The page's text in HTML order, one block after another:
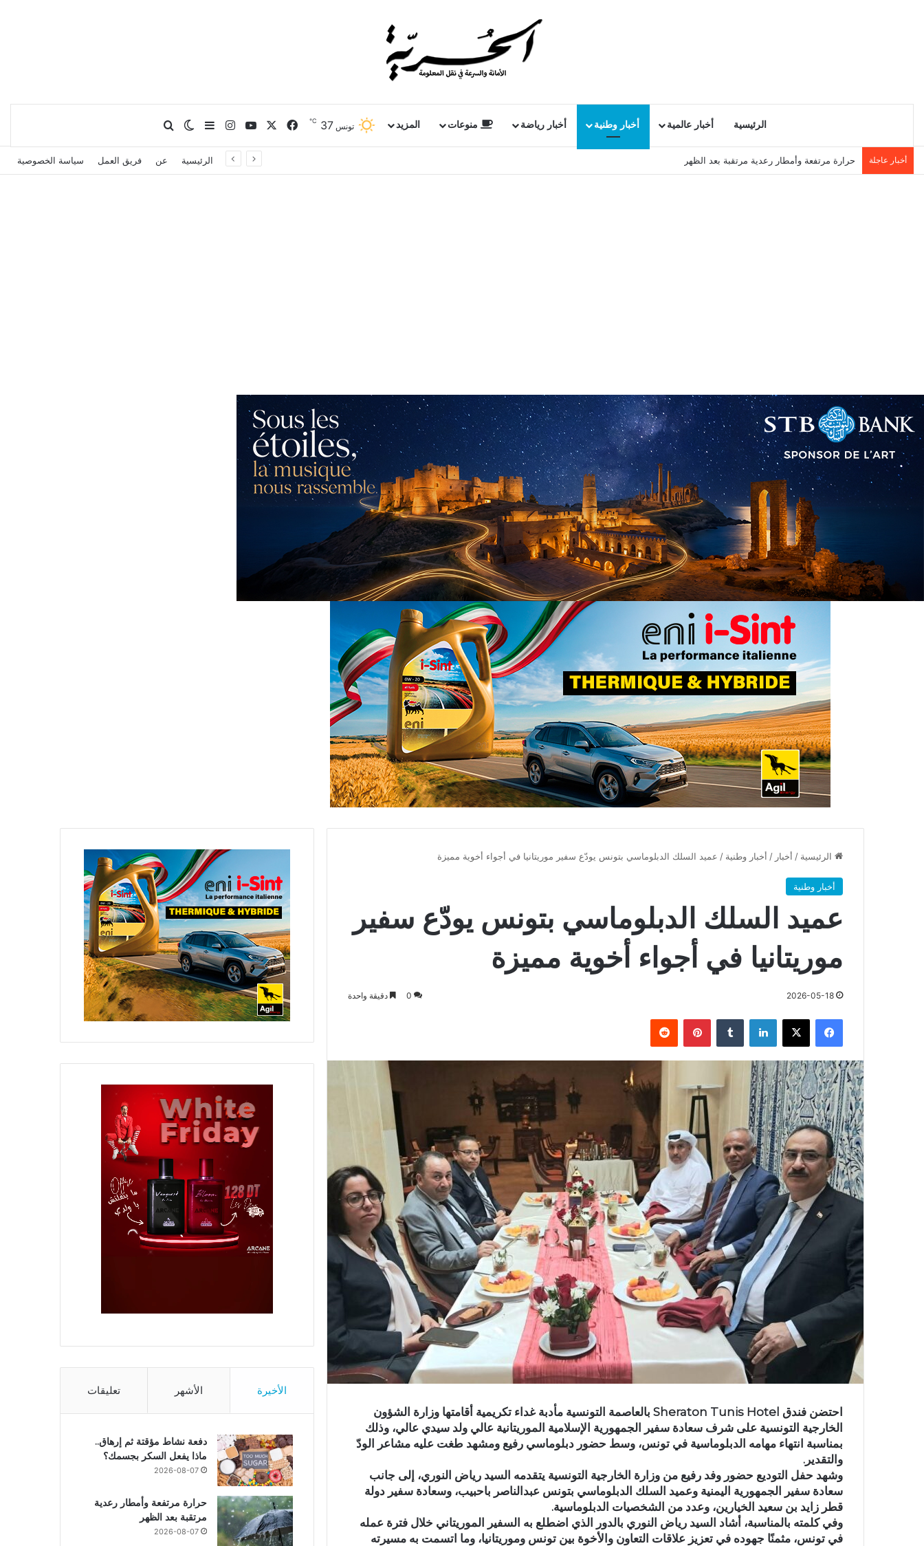
الرئيسية أخبار عالمية أخبار وطنية أخبار رياضة منوعات المزيد تونس 37
℃ فيسبوك يوتيوبانستقرامإضافة عمود جانبي
الوضع المظلم
بحث عن
أخبار عاجلة حرارة مرتفعة وأمطار رعدية مرتقبة بعد الظهر الرئيسية عن فريق العمل سياسة الخصوصية
الرئيسية / أخبار / أخبار وطنية / عميد السلك الدبلوماسي بتونس يودّع سفير موريتانيا في أجواء أخوية مميزة
أخبار وطنية
عميد السلك الدبلوماسي بتونس يودّع سفير
موريتانيا في أجواء أخوية مميزة
2026-05-18
0 دقيقة واحدة
فيسبوك X لينكدإن بينتيريست
احتضن فندق Sheraton Tunis Hotel بالعاصمة التونسية مأدبة غداء تكريمية أقامتها وزارة الشؤون
الخارجية التونسية على شرف سعادة سفير الجمهورية الإسلامية الموريتانية عالي ولد سيدي عالي، وذلك
بمناسبة انتهاء مهامه الدبلوماسية في تونس، وسط حضور دبلوماسي رفيع ومشهد طغت عليه مشاعر الودّ
والتقدير.
وشهد حفل التوديع حضور وفد رفيع من وزارة الخارجية التونسية يتقدمه السيد رياض النوري، إلى جانب
سعادة سفير الجمهورية اليمنية وعميد السلك الدبلوماسي بتونس عبدالناصر باحبيب، وسعادة سفير دولة
قطر زايد بن سعيد الخيارين، وعدد من الشخصيات الدبلوماسية.
وفي كلمته بالمناسبة، أشاد السيد رياض النوري بالدور الذي اضطلع به السفير الموريتاني خلال فترة عمله
في تونس، مثمنًا جهوده في تعزيز علاقات التعاون والأخوة بين تونس وموريتانيا، وما اتسمت به مسيرته
الأخيرة الأشهر تعليقات
دفعة نشاط مؤقتة ثم إرهاق..
ماذا يفعل السكر بجسمك؟
2026-08-07
حرارة مرتفعة وأمطار رعدية
مرتقبة بعد الظهر
2026-08-07